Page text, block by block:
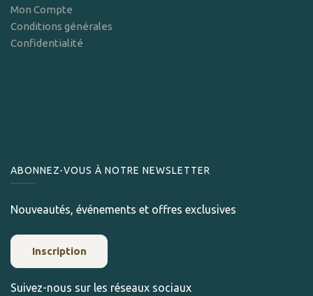
Mon Compte
Conditions générales
Confidentialité
ABONNEZ-VOUS À NOTRE NEWSLETTER
Nouveautés, événements et offres exclusives
Inscription
Suivez-nous sur les réseaux sociaux